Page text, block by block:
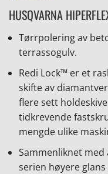
HUSQVARNA
Tørrpolering av
terrassogulv.
Redi Lock™ er et
skifte av
flere sett
tidkrevende
mengde ulike
Sammenliknet
serien høyere